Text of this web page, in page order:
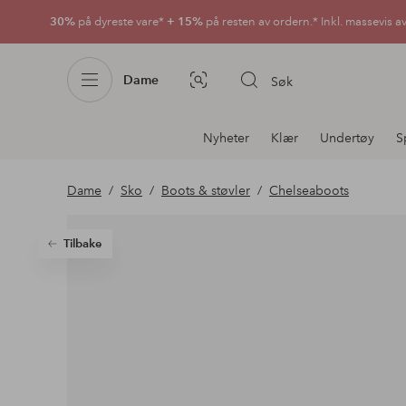
30% på dyreste vare* + 15% på resten av ordern.* Inkl. massevis
Dame Bildesøk Søk
Avdelingsnavigering
Nyheter Klær Undertøy
Dame Sko Boots & støvler Chelseaboots
Tilbake